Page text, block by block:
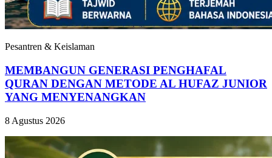
Pesantren & Keislaman
MEMBANGUN GENERASI PENGHAFAL
QURAN DENGAN METODE AL HUFAZ JUNIOR
YANG MENYENANGKAN
8 Agustus 2026